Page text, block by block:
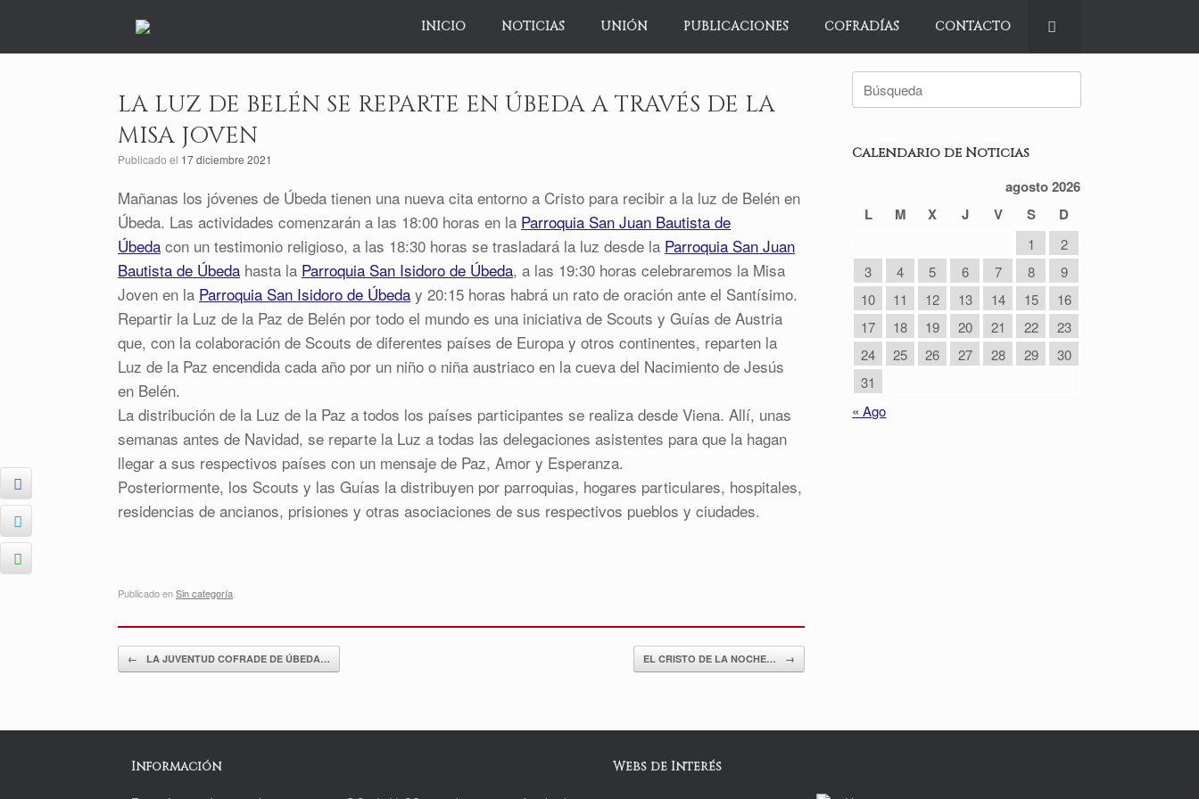
INICIO NOTICIAS UNIÓN PUBLICACIONES COFRADÍAS CONTACTO
LA LUZ DE BELÉN SE REPARTE EN ÚBEDA A TRAVÉS DE LA
MISA JOVEN
Publicado el 17 diciembre 2021
Mañanas los jóvenes de Úbeda tienen una nueva cita entorno a Cristo para recibir a la luz de Belén en
Úbeda. Las actividades comenzarán a las 18:00 horas en la Parroquia San Juan Bautista de
Úbeda con un testimonio religioso, a las 18:30 horas se trasladará la luz desde la Parroquia San Juan
Bautista de Úbeda hasta la Parroquia San Isidoro de Úbeda, a las 19:30 horas celebraremos la Misa
Joven en la Parroquia San Isidoro de Úbeda y 20:15 horas habrá un rato de oración ante el Santísimo.
Repartir la Luz de la Paz de Belén por todo el mundo es una iniciativa de Scouts y Guías de Austria
que, con la colaboración de Scouts de diferentes países de Europa y otros continentes, reparten la
Luz de la Paz encendida cada año por un niño o niña austriaco en la cueva del Nacimiento de Jesús
en Belén.
La distribución de la Luz de la Paz a todos los países participantes se realiza desde Viena. Allí, unas
semanas antes de Navidad, se reparte la Luz a todas las delegaciones asistentes para que la hagan
llegar a sus respectivos países con un mensaje de Paz, Amor y Esperanza.
Posteriormente, los Scouts y las Guías la distribuyen por parroquias, hogares particulares, hospitales,
residencias de ancianos, prisiones y otras asociaciones de sus respectivos pueblos y ciudades.
Publicado enSin categoría
Navegador de artículos
← LA JUVENTUD COFRADE DE ÚBEDA… EL CRISTO DE LA NOCHE… →
Calendario de Noticias
agosto 2026
L
M X J V S D
1
2
3
4 5 6 7 8
9
10
11 12 13 14 15
16
17
18 19 20 21 22
23
24
25 26 27 28 29
30
31
« Ago
Información Webs de Interés